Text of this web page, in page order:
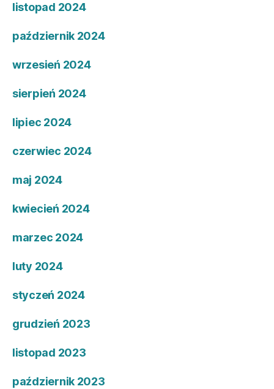
listopad 2024
październik 2024
wrzesień 2024
sierpień 2024
lipiec 2024
czerwiec 2024
maj 2024
kwiecień 2024
marzec 2024
luty 2024
styczeń 2024
grudzień 2023
listopad 2023
październik 2023